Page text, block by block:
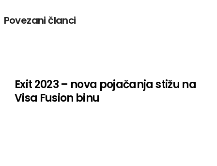
Povezani članci
Exit 2023 – nova pojačanja stižu na
Visa Fusion binu